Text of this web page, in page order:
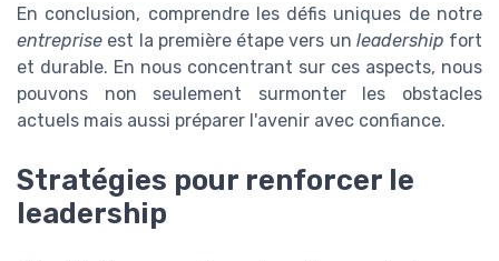
En conclusion, comprendre les défis uniques de notre
entreprise est la première étape vers un leadership fort
et durable. En nous concentrant sur ces aspects, nous
pouvons non seulement surmonter les obstacles
actuels mais aussi préparer l'avenir avec confiance.
Stratégies pour renforcer le
leadership